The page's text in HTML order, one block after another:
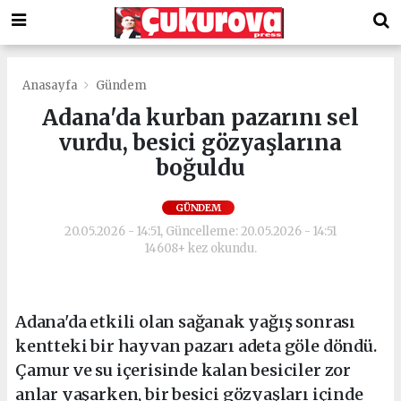
Anasayfa Gündem
Adana'da kurban pazarını sel
vurdu, besici gözyaşlarına
boğuldu
GÜNDEM
20.05.2026 - 14:51, Güncelleme: 20.05.2026 - 14:51
14608+ kez okundu.
Adana'da etkili olan sağanak yağış sonrası
kentteki bir hayvan pazarı adeta göle döndü.
Çamur ve su içerisinde kalan besiciler zor
anlar yaşarken, bir besici gözyaşları içinde